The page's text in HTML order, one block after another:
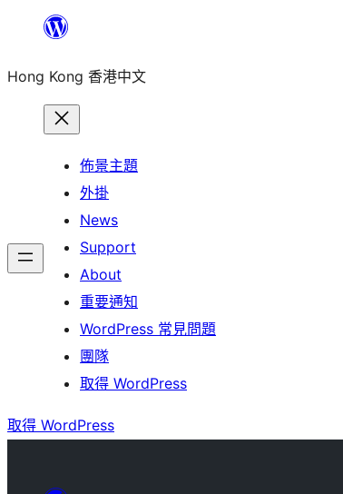
主
Hong Kong 香港中文
佈景主題
外掛
News
Support
About
重要通知
WordPress 常見問題
團隊
取得 WordPress
取得 WordPress